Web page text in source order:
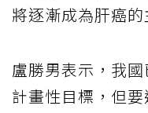
將逐漸成為肝癌的
盧勝男表示，我
計畫性目標，但